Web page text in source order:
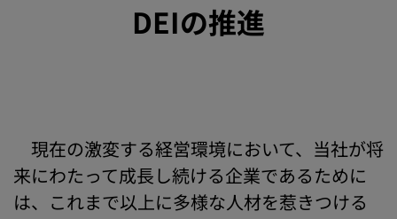
DEIの推進
現在の激変する経営環境において、当社が将
来にわたって成長し続ける企業であるために
は、これまで以上に多様な人材を惹きつける